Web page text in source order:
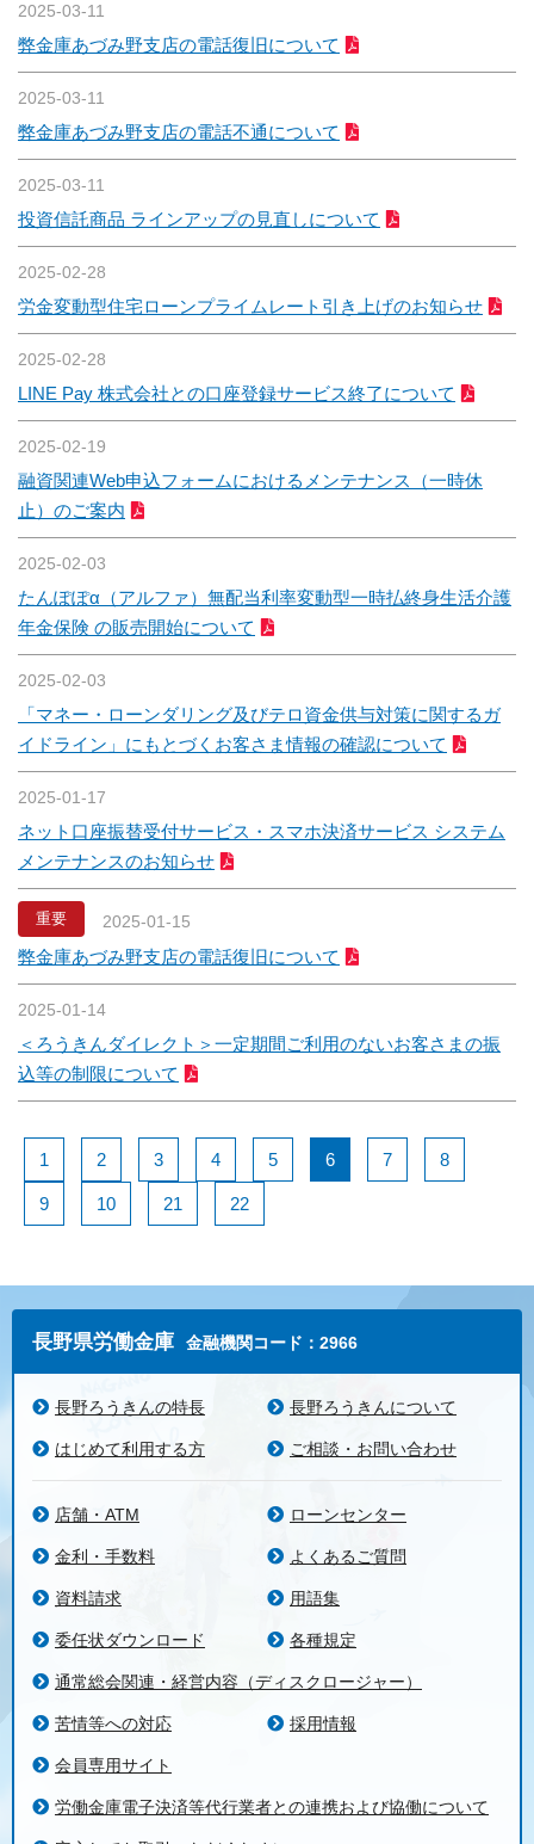
2025-03-11
弊金庫あづみ野支店の電話復旧について
2025-03-11
弊金庫あづみ野支店の電話不通について
2025-03-11
投資信託商品 ラインアップの見直しについて
2025-02-28
労金変動型住宅ローンプライムレート引き上げのお知らせ
2025-02-28
LINE Pay 株式会社との口座登録サービス終了について
2025-02-19
融資関連Web申込フォームにおけるメンテナンス（一時休
止）のご案内
2025-02-03
たんぽぽα（アルファ）無配当利率変動型一時払終身生活介護
年金保険 の販売開始について
2025-02-03
「マネー・ローンダリング及びテロ資金供与対策に関するガ
イドライン」にもとづくお客さま情報の確認について
2025-01-17
ネット口座振替受付サービス・スマホ決済サービス システム
メンテナンスのお知らせ
重要 2025-01-15
弊金庫あづみ野支店の電話復旧について
2025-01-14
＜ろうきんダイレクト＞一定期間ご利用のないお客さまの振
込等の制限について
1 2 3 4 5 6 7 8
9 10 21 22
長野県労働金庫 金融機関コード：2966
長野ろうきんの特長 長野ろうきんについて
はじめて利用する方 ご相談・お問い合わせ
店舗・ATM ローンセンター
金利・手数料 よくあるご質問
資料請求 用語集
委任状ダウンロード 各種規定
通常総会関連・経営内容（ディスクロージャー）
苦情等への対応 採用情報
会員専用サイト
労働金庫電子決済等代行業者との連携および協働について